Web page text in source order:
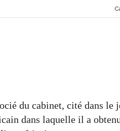
du cabinet, cité dans le
dans laquelle il a